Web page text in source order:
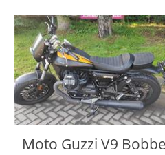
Moto GuzziV9 Bobber